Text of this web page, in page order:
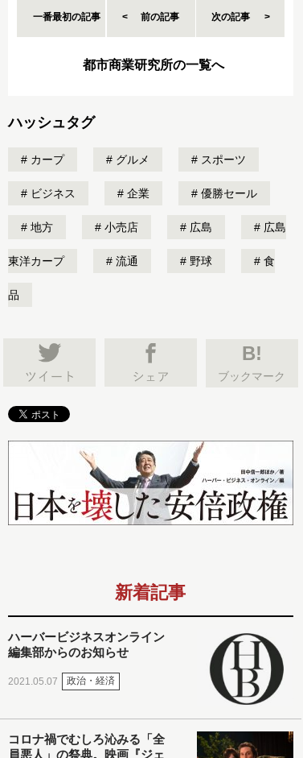
一番最初の記事 前の記事 次の記事
都市商業研究所の一覧へ
ハッシュタグ
カープ グルメ スポーツ
ビジネス 企業 優勝セール
地方 小売店 広島 広島
東洋カープ 流通 野球 食
品
B!
ブックマーク
新着記事
ハーバービジネスオンライン
編集部からのお知らせ
2021.05.07 政治・経済
コロナ禍でむしろ沁みる「全
員悪人」の祭典。映画『ジェ